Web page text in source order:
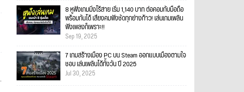
8 หูฟังเกมมิ่งไร้สาย เริ่ม 1,140 บาท ต่อคอมกับมือถือ
พร้อมกันได้ เสียงคมฟังชัดทุกย่างก้าว! เล่นเกมเพลิน
ฟังเพลงก็เพราะ!!
Sep 19, 2025
7 เกมสร้างเมือง PC บน Steam ออกแบบเมืองตามใจ
ชอบ เล่นเพลินได้ทั้งวัน ปี 2025
Jul 30, 2025